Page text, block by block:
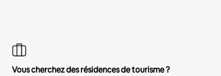
Vous cherchez des résidences de tourisme ?